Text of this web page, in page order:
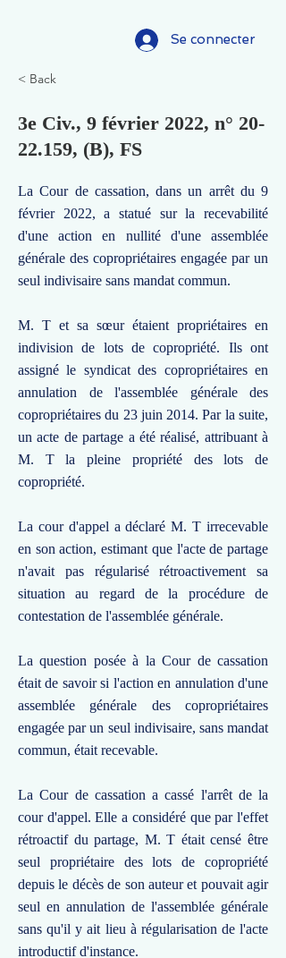
Se connecter
< Back
3e Civ., 9 février 2022, n° 20-
22.159, (B), FS
La Cour de cassation, dans un arrêt du 9
février 2022, a statué sur la recevabilité
d'une action en nullité d'une assemblée
générale des copropriétaires engagée par un
seul indivisaire sans mandat commun.
M. T et sa sœur étaient propriétaires en
indivision de lots de copropriété. Ils ont
assigné le syndicat des copropriétaires en
annulation de l'assemblée générale des
copropriétaires du 23 juin 2014. Par la suite,
un acte de partage a été réalisé, attribuant à
M. T la pleine propriété des lots de
copropriété.
La cour d'appel a déclaré M. T irrecevable
en son action, estimant que l'acte de partage
n'avait pas régularisé rétroactivement sa
situation au regard de la procédure de
contestation de l'assemblée générale.
La question posée à la Cour de cassation
était de savoir si l'action en annulation d'une
assemblée générale des copropriétaires
engagée par un seul indivisaire, sans mandat
commun, était recevable.
La Cour de cassation a cassé l'arrêt de la
cour d'appel. Elle a considéré que par l'effet
rétroactif du partage, M. T était censé être
seul propriétaire des lots de copropriété
depuis le décès de son auteur et pouvait agir
seul en annulation de l'assemblée générale
sans qu'il y ait lieu à régularisation de l'acte
introductif d'instance.